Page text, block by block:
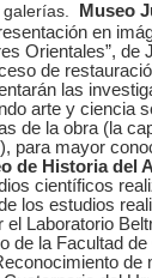
Museo
en
Orientales”, de
de
las
arte y ciencia
de la obra (la
para mayor
de Historia del
científicos
los estudios
Laboratorio
de la Facultad
de